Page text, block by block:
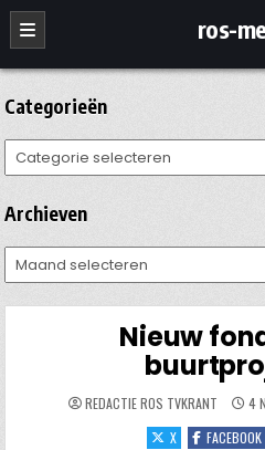
Ga
naar
de
inhoud
ros-
Categorieën
Categorieën
Archieven
Archieven
Nieuw
REDACTIE ROS TVKRANT 4
X
FACEBOOK